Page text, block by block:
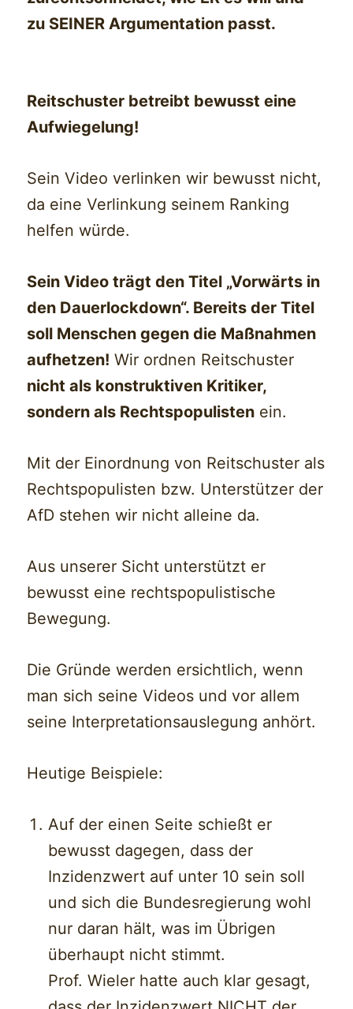
zu SEINER Argumentation passt.
Reitschuster betreibt bewusst eine
Aufwiegelung!
Sein Video verlinken wir bewusst nicht,
da eine Verlinkung seinem Ranking
helfen würde.
Sein Video trägt den Titel „Vorwärts in
den Dauerlockdown“. Bereits der Titel
soll Menschen gegen die Maßnahmen
aufhetzen! Wir ordnen Reitschuster
nicht als konstruktiven Kritiker,
sondern als Rechtspopulisten ein.
Mit der Einordnung von Reitschuster als
Rechtspopulisten bzw. Unterstützer der
AfD stehen wir nicht alleine da.
Aus unserer Sicht unterstützt er
bewusst eine rechtspopulistische
Bewegung.
Die Gründe werden ersichtlich, wenn
man sich seine Videos und vor allem
seine Interpretationsauslegung anhört.
Heutige Beispiele:
Auf der einen Seite schießt er
bewusst dagegen, dass der
Inzidenzwert auf unter 10 sein soll
und sich die Bundesregierung wohl
nur daran hält, was im Übrigen
überhaupt nicht stimmt.
Prof. Wieler hatte auch klar gesagt,